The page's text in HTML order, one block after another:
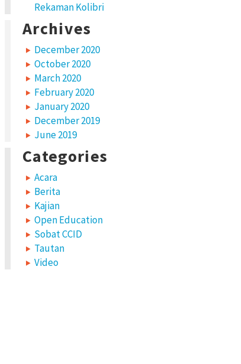
Rekaman Kolibri
Archives
December 2020
October 2020
March 2020
February 2020
January 2020
December 2019
June 2019
Categories
Acara
Berita
Kajian
Open Education
Sobat CCID
Tautan
Video